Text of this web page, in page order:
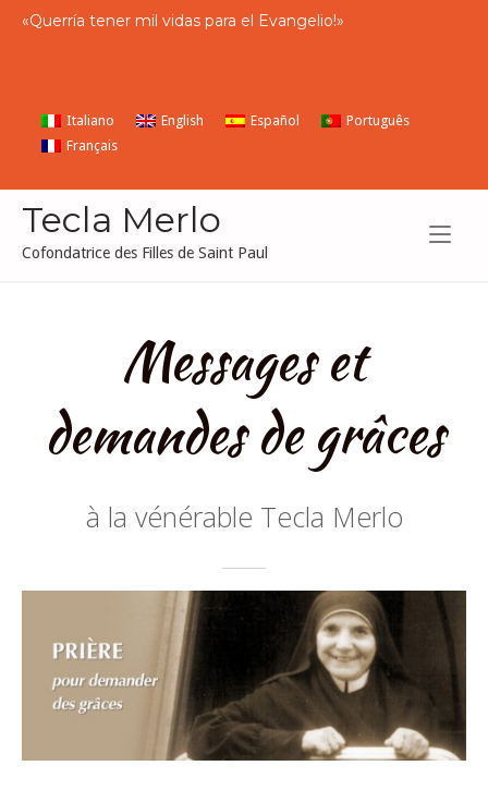
«Querría tener mil vidas para el Evangelio!»
Italiano English Español
Português
Français
Tecla Merlo
Cofondatrice des Filles de Saint Paul
Messages et
demandes de grâces
à la vénérable Tecla Merlo